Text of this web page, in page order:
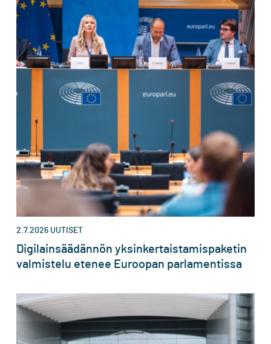
2.7.2026 UUTISET
Digilainsäädännön yksinkertaistamispaketin
valmistelu etenee Euroopan parlamentissa